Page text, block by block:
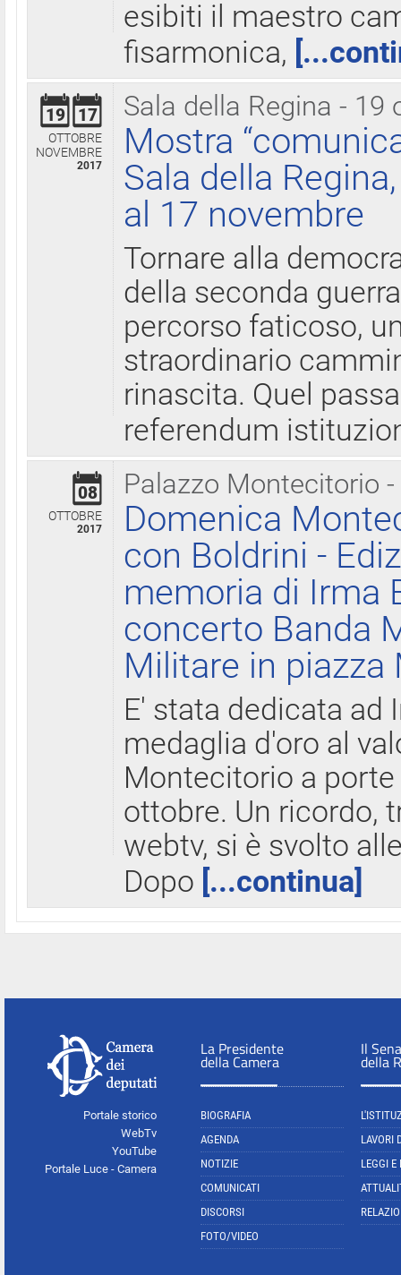
esibiti il maestro
fisarmonica,
Sala della Regina - 19
19 17
OTTOBRE
NOVEMBRE
2017
Mostra
Sala della
al 17 novembre
Tornare alla
della seconda
percorso faticoso,
straordinario
rinascita. Quel
referendum
Palazzo Montecitorio
08
OTTOBRE
2017
Domenica
con Boldrini -
memoria di Irma
concerto Banda
Militare in
E' stata dedicata ad
medaglia d'oro al
Montecitorio a
ottobre. Un ricordo,
webtv, si è svolto
Dopo [...continua]
Portale storico
WebTv
YouTube
Portale Luce - Camera
La Presidente
della Camera
BIOGRAFIA
AGENDA
NOTIZIE
COMUNICATI
DISCORSI
FOTO/VIDEO
Il
della
LAVORI
LEGGI E